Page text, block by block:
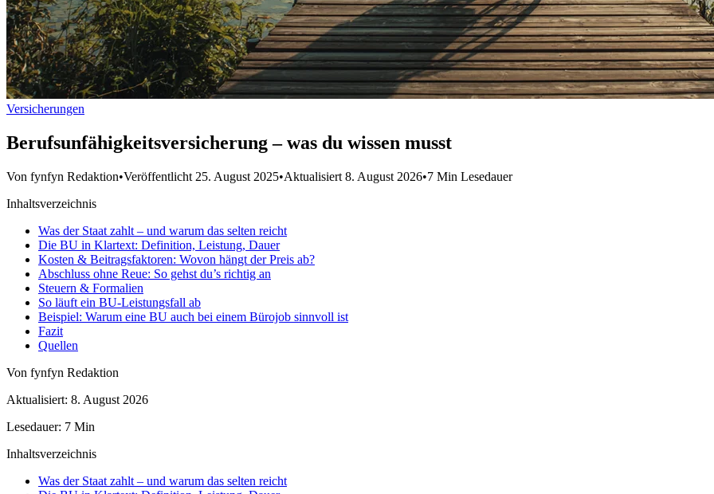
Versicherungen
Berufsunfähigkeitsversicherung – was du wissen musst
Von fynfyn Redaktion•Veröffentlicht 25. August 2025•Aktualisiert 8. August 2026•7 Min Lesedauer
Inhaltsverzeichnis
Was der Staat zahlt – und warum das selten reicht
Die BU in Klartext: Definition, Leistung, Dauer
Kosten & Beitragsfaktoren: Wovon hängt der Preis ab?
Abschluss ohne Reue: So gehst du’s richtig an
Steuern & Formalien
So läuft ein BU-Leistungsfall ab
Beispiel: Warum eine BU auch bei einem Bürojob sinnvoll ist
Fazit
Quellen
Von fynfyn Redaktion
Aktualisiert: 8. August 2026
Lesedauer: 7 Min
Inhaltsverzeichnis
Was der Staat zahlt – und warum das selten reicht